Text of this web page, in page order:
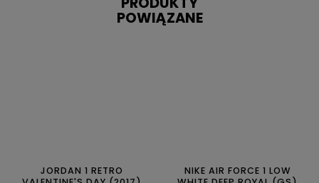
POWIĄZANE
JORDAN 1 RETRO
NIKE AIR FORCE 1 LOW